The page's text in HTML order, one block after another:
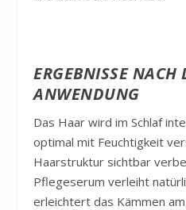
ERGEBNISSE NACH
ANWENDUNG
Das Haar wird im Schlaf
optimal mit Feuchtigkeit
Haarstruktur sichtbar
Pflegeserum verleiht
erleichtert das Kämmen